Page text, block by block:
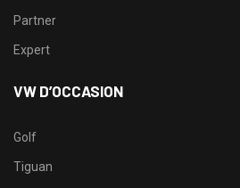
Partner
Expert
VW D’OCCASION
Golf
Tiguan